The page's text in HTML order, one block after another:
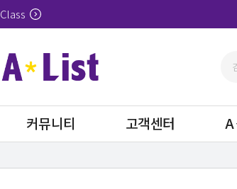
Class
커뮤니티 고객센터 A